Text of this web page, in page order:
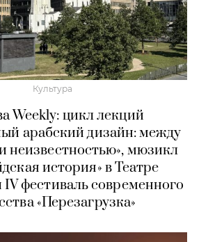
Культура
Weekly: цикл лекций
арабский дизайн: между
неизвестностью», мюзикл
история» в Театре
IV фестиваль современного
«Перезагрузка»